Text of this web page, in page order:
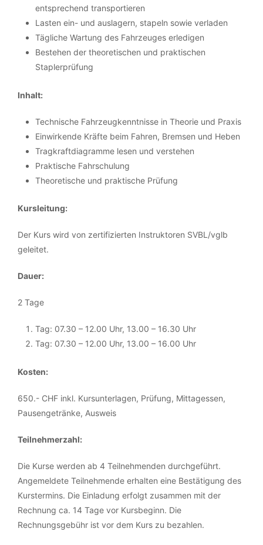
entsprechend transportieren
Lasten ein- und auslagern, stapeln sowie verladen
Tägliche Wartung des Fahrzeuges erledigen
Bestehen der theoretischen und praktischen
Staplerprüfung
Inhalt:
Technische Fahrzeugkenntnisse in Theorie und Praxis
Einwirkende Kräfte beim Fahren, Bremsen und Heben
Tragkraftdiagramme lesen und verstehen
Praktische Fahrschulung
Theoretische und praktische Prüfung
Kursleitung:
Der Kurs wird von zertifizierten Instruktoren SVBL/vglb
geleitet.
Dauer:
2 Tage
Tag: 07.30 – 12.00 Uhr, 13.00 – 16.30 Uhr
Tag: 07.30 – 12.00 Uhr, 13.00 – 16.00 Uhr
Kosten:
650.- CHF inkl. Kursunterlagen, Prüfung, Mittagessen,
Pausengetränke, Ausweis
Teilnehmerzahl:
Die Kurse werden ab 4 Teilnehmenden durchgeführt.
Angemeldete Teilnehmende erhalten eine Bestätigung des
Kurstermins. Die Einladung erfolgt zusammen mit der
Rechnung ca. 14 Tage vor Kursbeginn. Die
Rechnungsgebühr ist vor dem Kurs zu bezahlen.